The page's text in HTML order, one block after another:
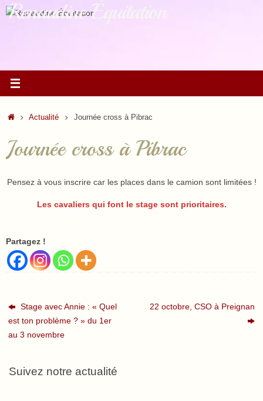
Passer
Renaudine Équitation
Accueil
Actualité Journée cross à Pibrac
Journée cross à Pibrac
Pensez à vous inscrire car les places dans le camion sont limitées !
Les cavaliers qui font le stage sont prioritaires.
Partagez !
Stage avec Annie : « Quel
est ton problème ? » du 1er
au 3 novembre
22 octobre, CSO à Preignan
Suivez notre actualité